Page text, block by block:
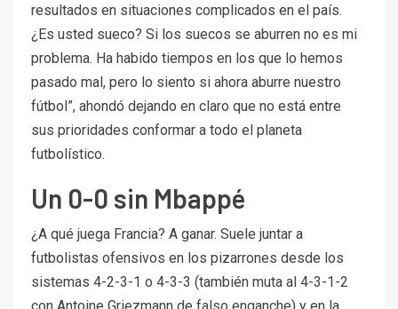
resultados en situaciones complicados en el país.
¿Es usted sueco? Si los suecos se aburren no es mi
problema. Ha habido tiempos en los que lo hemos
pasado mal, pero lo siento si ahora aburre nuestro
fútbol”, ahondó dejando en claro que no está entre
sus prioridades conformar a todo el planeta
futbolístico.
Un 0-0 sin Mbappé
¿A qué juega Francia? A ganar. Suele juntar a
futbolistas ofensivos en los pizarrones desde los
sistemas 4-2-3-1 o 4-3-3 (también muta al 4-3-1-2
con Antoine Griezmann de falso enganche) y en la